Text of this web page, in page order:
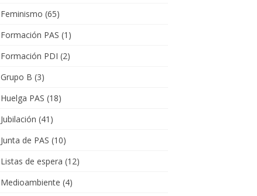
Feminismo (65)
Formación PAS (1)
Formación PDI (2)
Grupo B (3)
Huelga PAS (18)
Jubilación (41)
Junta de PAS (10)
Listas de espera (12)
Medioambiente (4)